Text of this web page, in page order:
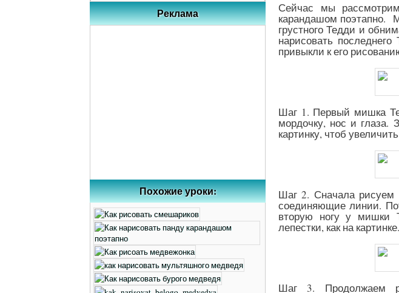
Сейчас мы
карандашом поэтапно.
грустного Тедди и
нарисовать
привыкли к его
Шаг 1. Первый мишка
мордочку, нос и
картинку, чтоб
Шаг 2. Сначала рисуем
соединяющие линии.
вторую ногу у мишки
лепестки, как на картинке.
Шаг 3. Продолжаем
Реклама
Похожие уроки: